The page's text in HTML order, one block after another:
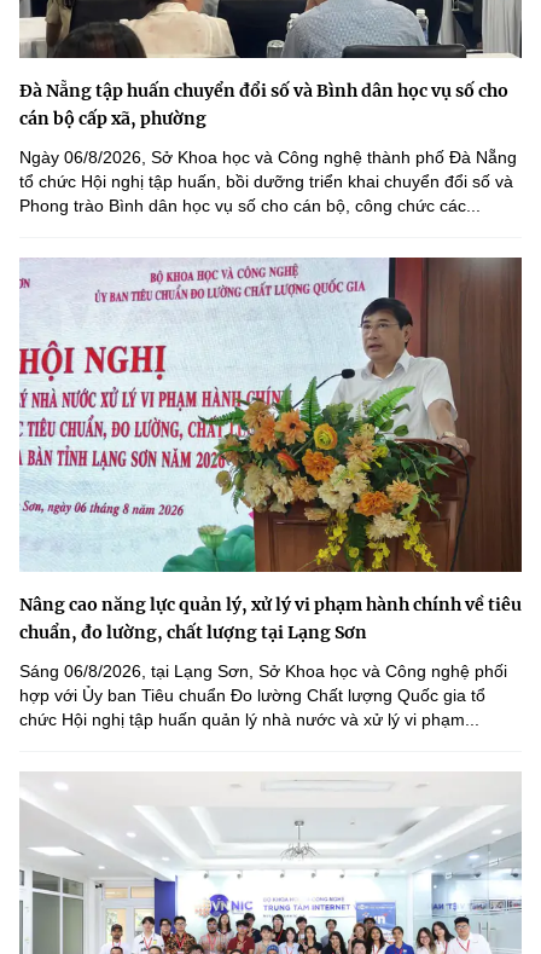
Đà Nẵng tập huấn chuyển đổi số và Bình dân học vụ số cho
cán bộ cấp xã, phường
Ngày 06/8/2026, Sở Khoa học và Công nghệ thành phố Đà Nẵng
tổ chức Hội nghị tập huấn, bồi dưỡng triển khai chuyển đổi số và
Phong trào Bình dân học vụ số cho cán bộ, công chức các...
Nâng cao năng lực quản lý, xử lý vi phạm hành chính về tiêu
chuẩn, đo lường, chất lượng tại Lạng Sơn
Sáng 06/8/2026, tại Lạng Sơn, Sở Khoa học và Công nghệ phối
hợp với Ủy ban Tiêu chuẩn Đo lường Chất lượng Quốc gia tổ
chức Hội nghị tập huấn quản lý nhà nước và xử lý vi phạm...